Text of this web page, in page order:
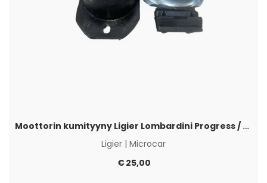
Moottorin kumityyny Ligier Lombardini Progress / DCI
Ligier | Microcar
€25,00